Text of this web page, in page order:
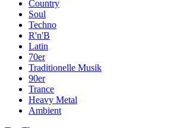
Country
Soul
Techno
R'n'B
Latin
70er
Traditionelle Musik
90er
Trance
Heavy Metal
Ambient